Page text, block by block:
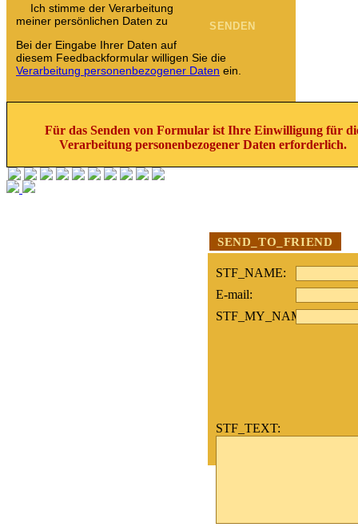
Ich stimme der Verarbeitung
meiner persönlichen Daten zu
Bei der Eingabe Ihrer Daten auf
diesem Feedbackformular willigen Sie die
Verarbeitung personenbezogener Daten ein.
Für das Senden von Formular ist Ihre Einwilligung für
Verarbeitung personenbezogener Daten erforderlich.
SEND_TO_FRIEND
STF_NAME:
E-mail:
STF_MY_NAME:
STF_TEXT: